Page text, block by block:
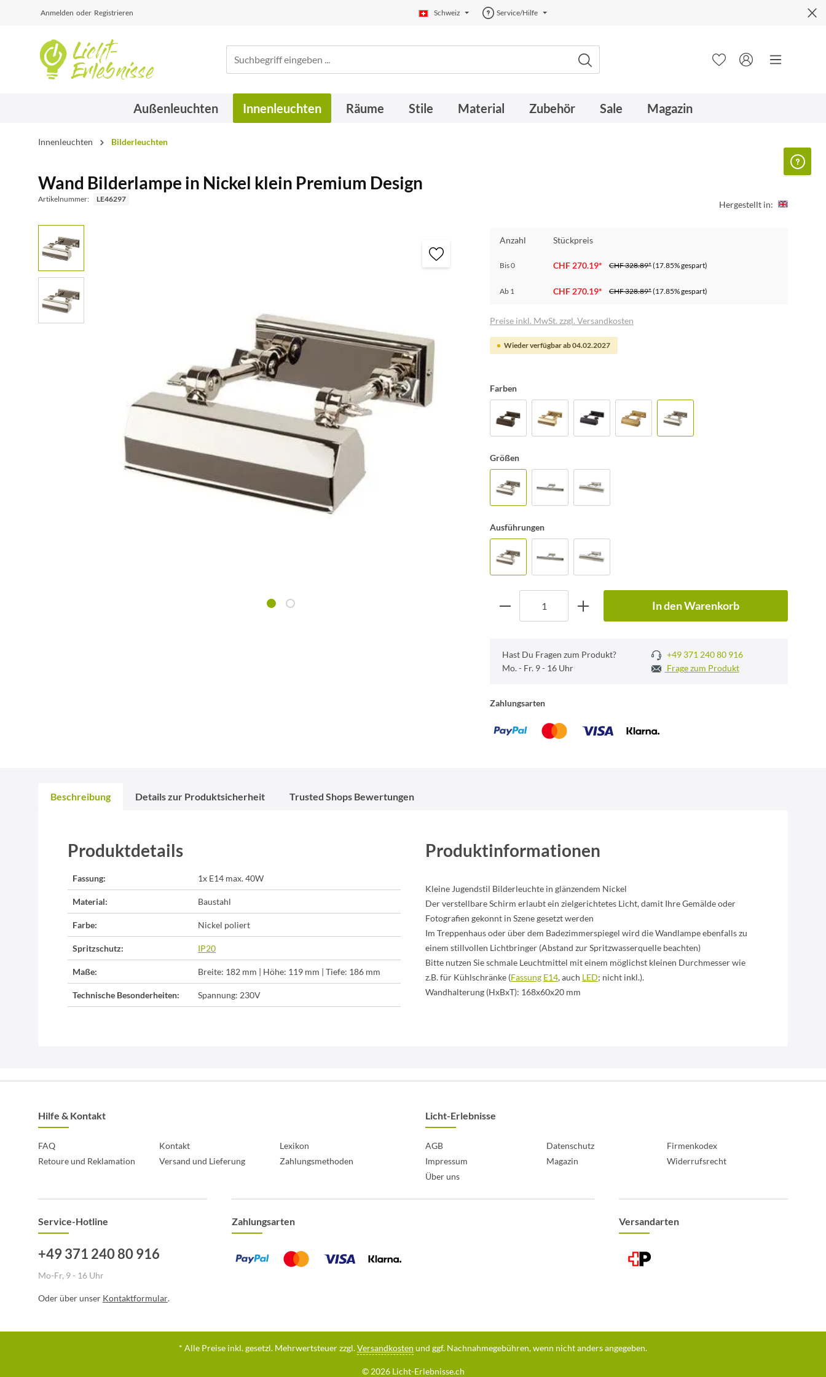
Anmelden oder Registrieren Schweiz Service/Hilfe
Außenleuchten Innenleuchten Räume Stile Material Zubehör Sale Magazin
Innenleuchten Bilderleuchten
Wand Bilderlampe in Nickel klein Premium Design
Artikelnummer: LE46297 Hergestellt in:
Anzahl Stückpreis
Bis0 CHF 270.19* CHF 328.89*(17.85% gespart)
Ab 1 CHF 270.19* CHF 328.89*(17.85% gespart)
Preise inkl. MwSt. zzgl. Versandkosten
Wieder verfügbar ab 04.02.2027
Farben
Größen
Ausführungen
In den Warenkorb
Hast Du Fragen zum Produkt?
+49 371 240 80 916
Mo. - Fr. 9 - 16 Uhr
Frage zum Produkt
Zahlungsarten
Beschreibung Details zur Produktsicherheit Trusted Shops Bewertungen
Produktdetails
Fassung: 1x E14 max. 40W
Material: Baustahl
Farbe: Nickel poliert
Spritzschutz: IP20
Maße: Breite: 182 mm | Höhe: 119 mm | Tiefe: 186 mm
Technische Besonderheiten: Spannung: 230V
Produktinformationen
Kleine Jugendstil Bilderleuchte in glänzendem Nickel
Der verstellbare Schirm erlaubt ein zielgerichtetes Licht, damit Ihre Gemälde oder
Fotografien gekonnt in Szene gesetzt werden
Im Treppenhaus oder über dem Badezimmerspiegel wird die Wandlampe ebenfalls zu
einem stillvollen Lichtbringer (Abstand zur Spritzwasserquelle beachten)
Bitte nutzen Sie schmale Leuchtmittel mit einem möglichst kleinen Durchmesser wie
z.B. für Kühlschränke (Fassung E14, auch LED; nicht inkl.).
Wandhalterung (HxBxT): 168x60x20 mm
Service-Hotline
+49 371 240 80 916
Mo-Fr, 9 - 16 Uhr
Oder über unser Kontaktformular.
Hilfe & Kontakt
FAQ Kontakt
Lexikon
Retoure und Reklamation
Versand und Lieferung Zahlungsmethoden
Licht-Erlebnisse
AGB Datenschutz
Firmenkodex
Impressum
Magazin
Widerrufsrecht
Über uns
Zahlungsarten Versandarten
* Alle Preise inkl. gesetzl. Mehrwertsteuer zzgl.Versandkosten und ggf. Nachnahmegebühren, wenn nicht anders angegeben.
© 2026 Licht-Erlebnisse.ch